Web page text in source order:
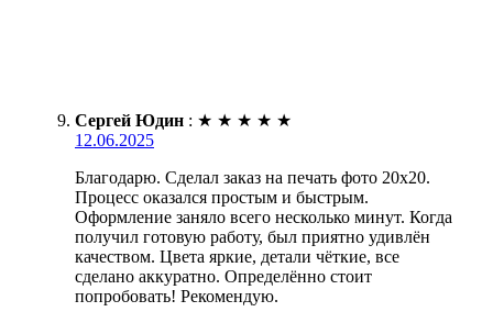
Сергей Юдин : ★ ★ ★ ★ ★
12.06.2025
Благодарю. Сделал заказ на печать фото 20х20.
Процесс оказался простым и быстрым.
Оформление заняло всего несколько минут. Когда
получил готовую работу, был приятно удивлён
качеством. Цвета яркие, детали чёткие, все
сделано аккуратно. Определённо стоит
попробовать! Рекомендую.